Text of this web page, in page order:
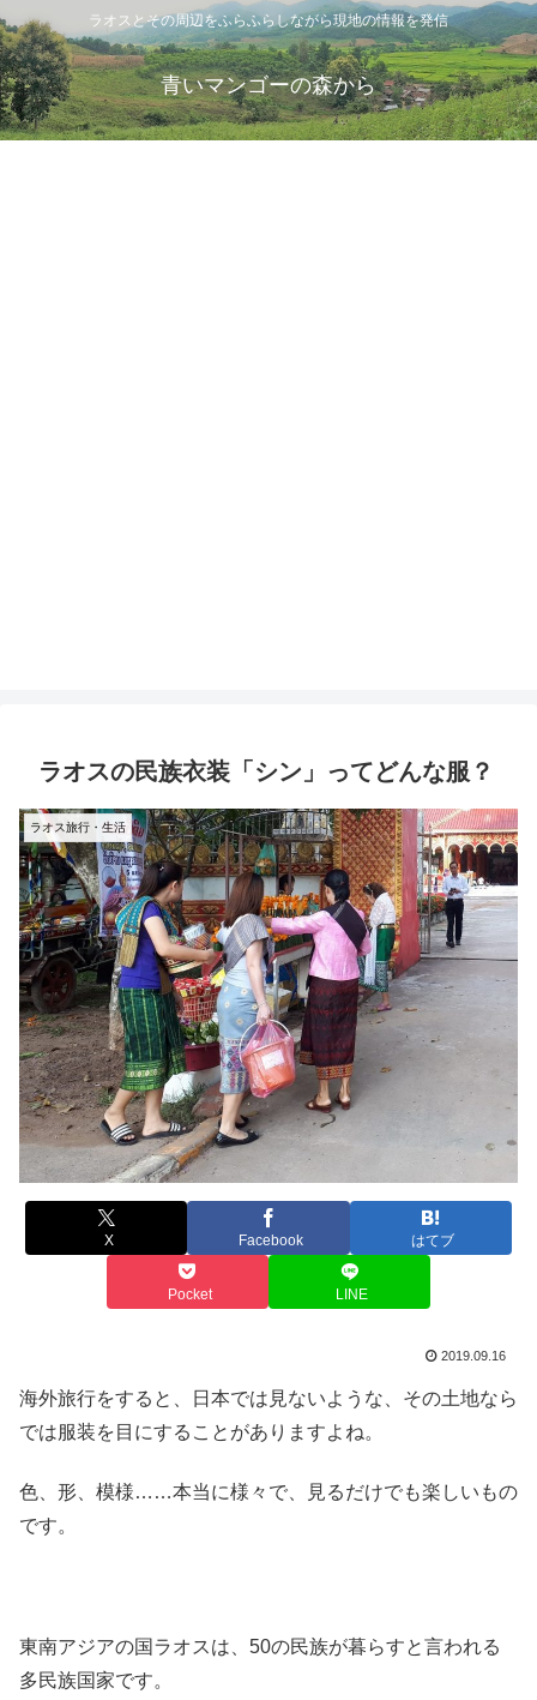
ラオスとその周辺をふらふらしながら現地の情報を発信
青いマンゴーの森から
ラオスの民族衣装「シン」ってどんな服？
ラオス旅行・生活
X Facebook はてブ
Pocket LINE
2019.09.16
海外旅行をすると、日本では見ないような、その土地なら
では服装を目にすることがありますよね。
色、形、模様……本当に様々で、見るだけでも楽しいもの
です。
東南アジアの国ラオスは、50の民族が暮らすと言われる
多民族国家です。